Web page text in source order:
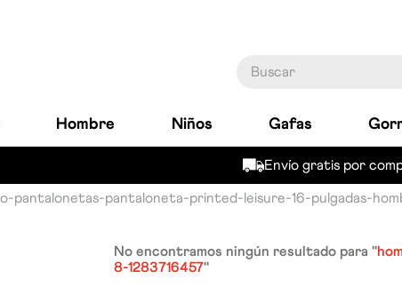
Hombre Niños Gafas
Envío gratis por
pantalonetas-pantaloneta-printed-leisure-16-pulgadas-
No encontramos ningún resultado para "
8-1283716457"